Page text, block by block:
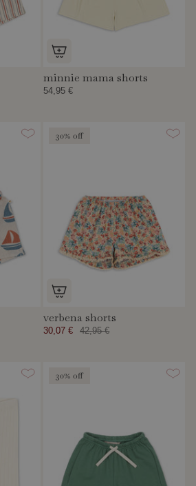
minnie mama shorts
54,95 €
30% off
verbena shorts
30,07 € 42,95 €
30% off